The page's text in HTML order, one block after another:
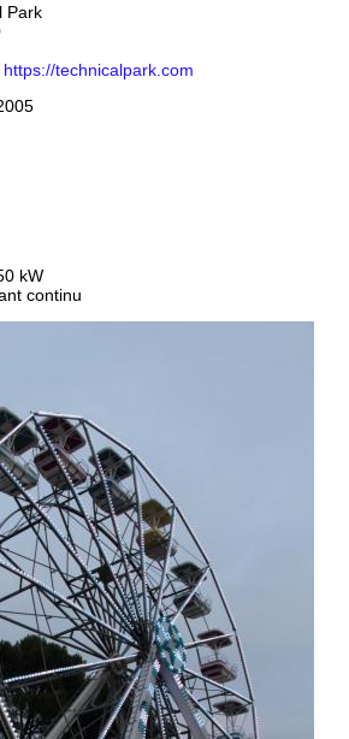
Park
https://technicalpark.com
kW
continu